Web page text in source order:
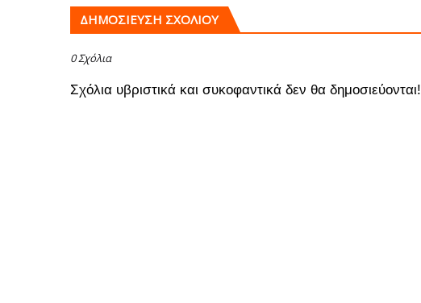
ΔΗΜΟΣΊΕΥΣΗ ΣΧΟΛΊΟΥ
0 Σχόλια
Σχόλια υβριστικά και συκοφαντικά δεν θα δημοσιεύονται!